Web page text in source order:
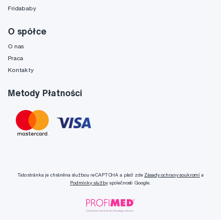
Fridababy
O spółce
O nas
Praca
Kontakty
Metody Płatności
Tato stránka je chráněna službou reCAPTCHA a platí zde Zásady ochrany soukromí a
Podmínky službyspolečnosti Google.